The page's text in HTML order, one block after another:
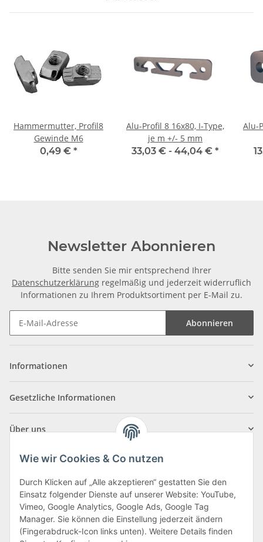
Hammermutter, Profil8
Gewinde M6
0,49 € *
Alu-Profil 8 16x80, I-Type,
je m +/- 5 mm
33,03 € - 44,04 € *
Alu-
Newsletter Abonnieren
Bitte senden Sie mir entsprechend Ihrer
Datenschutzerklärung regelmäßig und jederzeit widerruflich
Informationen zu Ihrem Produktsortiment per E-Mail zu.
Abonnieren
Informationen
Gesetzliche Informationen
Über uns
Klagenfurter Straße 29
9556 Liebenfels
Wie wir Cookies & Co nutzen
Durch Klicken auf „Alle akzeptieren“ gestatten Sie den
Einsatz folgender Dienste auf unserer Website: YouTube,
Vimeo, Google Analytics, Google Ads, Google Tag
Manager. Sie können die Einstellung jederzeit ändern
(Fingerabdruck-Icon links unten). Weitere Details finden